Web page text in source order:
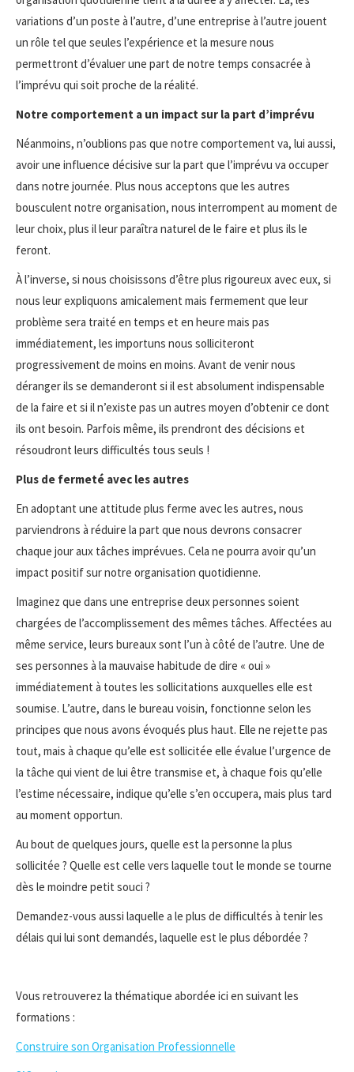
variations d’un poste à l’autre, d’une entreprise à l’autre jouent
un rôle tel que seules l’expérience et la mesure nous
permettront d’évaluer une part de notre temps consacrée à
l’imprévu qui soit proche de la réalité.
Notre comportement a un impact sur la part d’imprévu
Néanmoins, n’oublions pas que notre comportement va, lui aussi,
avoir une influence décisive sur la part que l’imprévu va occuper
dans notre journée. Plus nous acceptons que les autres
bousculent notre organisation, nous interrompent au moment de
leur choix, plus il leur paraîtra naturel de le faire et plus ils le
feront.
À l’inverse, si nous choisissons d’être plus rigoureux avec eux, si
nous leur expliquons amicalement mais fermement que leur
problème sera traité en temps et en heure mais pas
immédiatement, les importuns nous solliciteront
progressivement de moins en moins. Avant de venir nous
déranger ils se demanderont si il est absolument indispensable
de la faire et si il n’existe pas un autres moyen d’obtenir ce dont
ils ont besoin. Parfois même, ils prendront des décisions et
résoudront leurs difficultés tous seuls !
Plus de fermeté avec les autres
En adoptant une attitude plus ferme avec les autres, nous
parviendrons à réduire la part que nous devrons consacrer
chaque jour aux tâches imprévues. Cela ne pourra avoir qu’un
impact positif sur notre organisation quotidienne.
Imaginez que dans une entreprise deux personnes soient
chargées de l’accomplissement des mêmes tâches. Affectées au
même service, leurs bureaux sont l’un à côté de l’autre. Une de
ses personnes à la mauvaise habitude de dire « oui »
immédiatement à toutes les sollicitations auxquelles elle est
soumise. L’autre, dans le bureau voisin, fonctionne selon les
principes que nous avons évoqués plus haut. Elle ne rejette pas
tout, mais à chaque qu’elle est sollicitée elle évalue l’urgence de
la tâche qui vient de lui être transmise et, à chaque fois qu’elle
l’estime nécessaire, indique qu’elle s’en occupera, mais plus tard
au moment opportun.
Au bout de quelques jours, quelle est la personne la plus
sollicitée ? Quelle est celle vers laquelle tout le monde se tourne
dès le moindre petit souci ?
Demandez-vous aussi laquelle a le plus de difficultés à tenir les
délais qui lui sont demandés, laquelle est le plus débordée ?
Vous retrouverez la thématique abordée ici en suivant les
formations :
Construire son Organisation Professionnelle